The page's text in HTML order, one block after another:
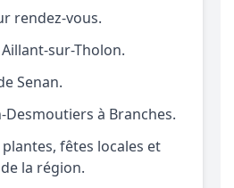
rendez-vous.
sur-Tholon.
Senan.
à Branches.
fêtes locales et
la région.